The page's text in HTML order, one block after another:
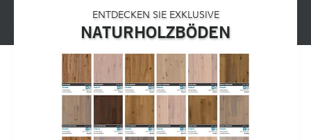
ENTDECKEN SIE EXKLUSIVE
NATURHOLZBÖDEN